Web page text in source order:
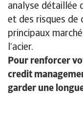
analyse détaillée
et des risques de
principaux
l’acier.
Pour renforcer
credit
garder une